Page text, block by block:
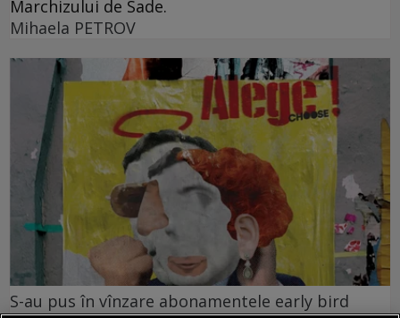
Marchizului de Sade.
Mihaela PETROV
S-au pus în vînzare abonamentele early bird